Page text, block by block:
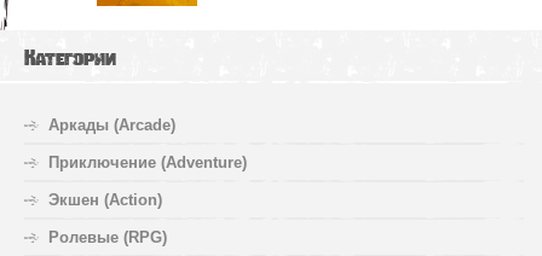
Категории
Аркады (Arcade)
Приключение (Adventure)
Экшен (Action)
Ролевые (RPG)